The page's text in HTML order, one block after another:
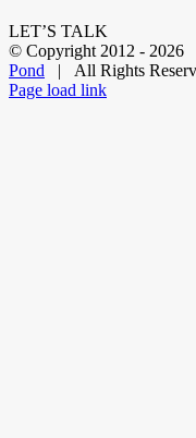
LET’S TALK
© Copyright 2012 - 2026
Pond | All Rights
Facebook
X
LinkedIn
Dribbble
Page load link